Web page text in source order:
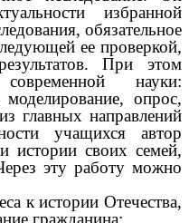
избранной
обязательное
ее проверкой,
При этом
науки:
моделирование, опрос,
главных направлений
учащихся автор
истории своих семей,
эту работу можно
к истории Отечества,
гражданина;